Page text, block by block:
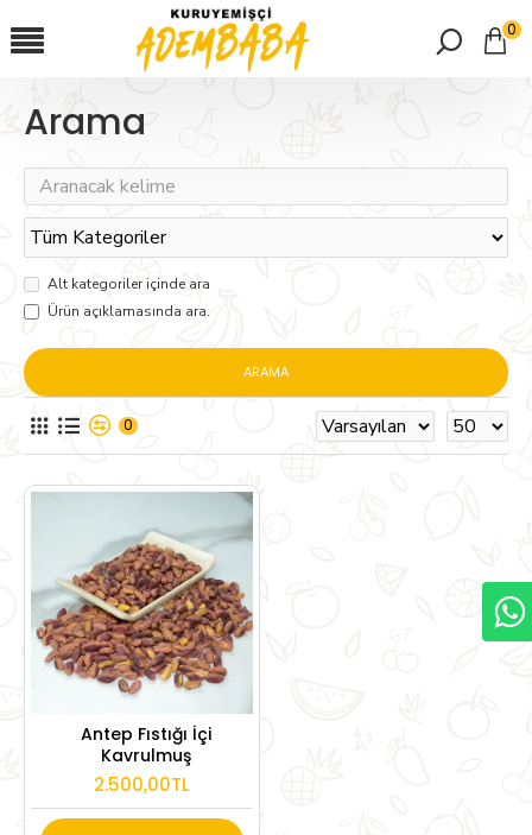
0
Arama
Alt kategoriler içinde ara
Ürün açıklamasında ara.
ARAMA
0
Antep Fıstığı İçi
Kavrulmuş
2.500,00TL